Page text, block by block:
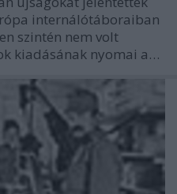
internálótáboraiban
szintén nem volt
kiadásának nyomai a…